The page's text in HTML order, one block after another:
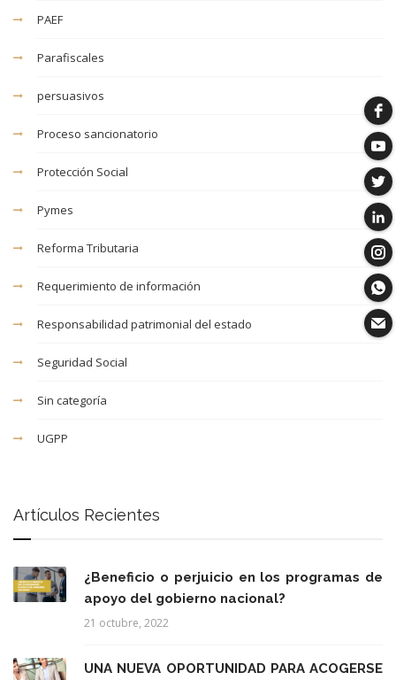
PAEF
Parafiscales
persuasivos
Proceso sancionatorio
Protección Social
Pymes
Reforma Tributaria
Requerimiento de información
Responsabilidad patrimonial del estado
Seguridad Social
Sin categoría
UGPP
Artículos Recientes
¿Beneficio o perjuicio en los programas de
apoyo del gobierno nacional?
21 octubre, 2022
UNA NUEVA OPORTUNIDAD PARA ACOGERSE